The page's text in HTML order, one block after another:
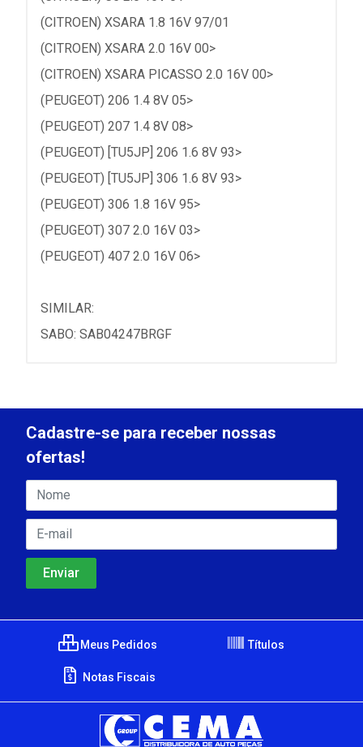
(CITROEN) XSARA 1.8 16V 97/01
(CITROEN) XSARA 2.0 16V 00>
(CITROEN) XSARA PICASSO 2.0 16V 00>
(PEUGEOT) 206 1.4 8V 05>
(PEUGEOT) 207 1.4 8V 08>
(PEUGEOT) [TU5JP] 206 1.6 8V 93>
(PEUGEOT) [TU5JP] 306 1.6 8V 93>
(PEUGEOT) 306 1.8 16V 95>
(PEUGEOT) 307 2.0 16V 03>
(PEUGEOT) 407 2.0 16V 06>
SIMILAR:
SABO: SAB04247BRGF
Cadastre-se para receber nossas
ofertas!
Meus Pedidos Títulos
Notas Fiscais